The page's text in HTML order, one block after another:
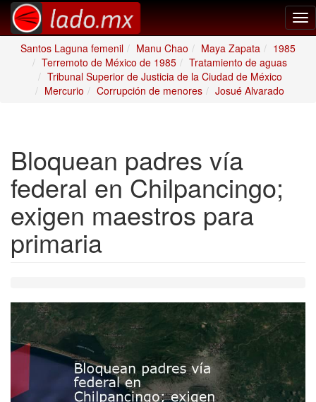
Santos Laguna femenil
Manu Chao Maya Zapata
1985
Terremoto de México de 1985
Tratamiento de aguas
Tribunal Superior de Justicia de la Ciudad de México
Mercurio
Corrupción de menores Josué Alvarado
Bloquean padres vía
federal en Chilpancingo;
exigen maestros para
primaria